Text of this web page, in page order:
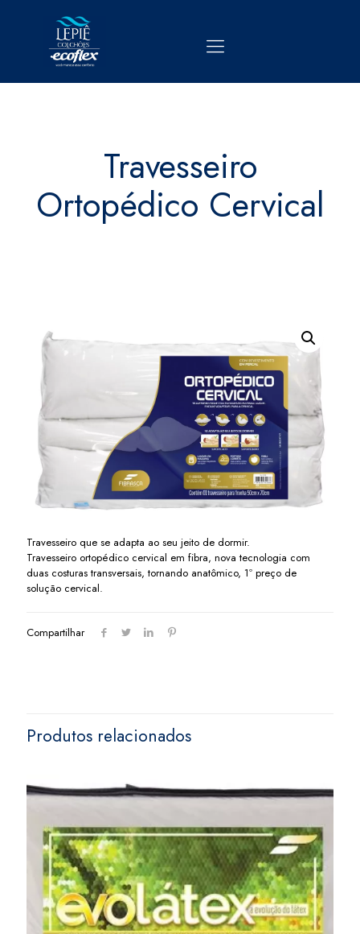
Travesseiro
Ortopédico Cervical
Travesseiro que se adapta ao seu jeito de dormir.
Travesseiro ortopédico cervical em fibra, nova tecnologia com
duas costuras transversais, tornando anatômico, 1º preço de
solução cervical.
Compartilhar
Produtos relacionados